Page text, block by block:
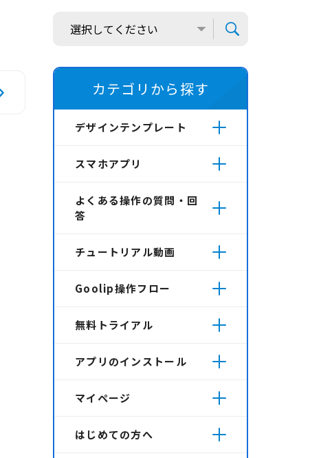
カテゴリから探す
デザインテンプレート
スマホアプリ
よくある操作の質問・回
答
チュートリアル動画
Goolip操作フロー
無料トライアル
アプリのインストール
マイページ
はじめての方へ